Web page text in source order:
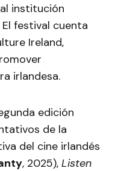
institución
festival cuenta
Ireland,
irlandesa.
edición
de la
del cine irlandés
, 2025), Listen